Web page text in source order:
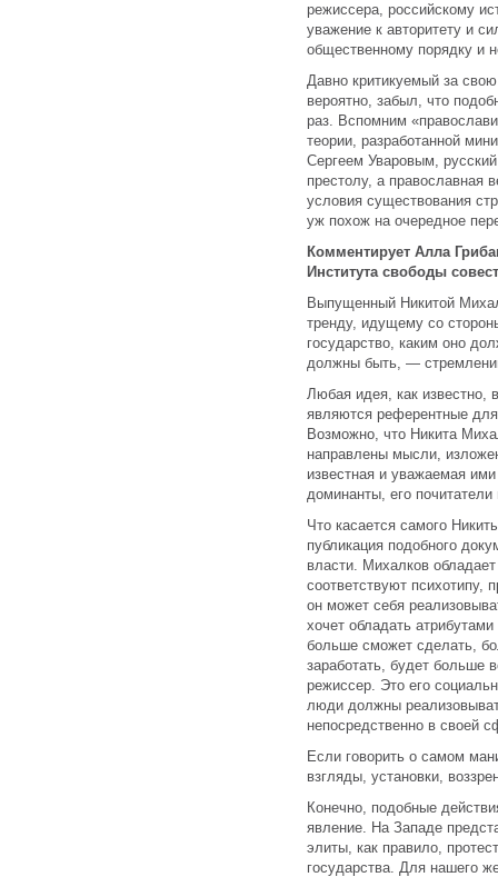
режиссера, российскому
уважение к авторитету и
общественному порядку и
Давно критикуемый за
вероятно, забыл, что
раз. Вспомним
теории, разработанной
Сергеем Уваровым,
престолу, а
условия существования
уж похож на очередное
Комментирует Алла
Института свободы
Выпущенный Никитой
тренду, идущему со
государство, каким оно
должны быть, —
Любая идея, как известно,
являются референтные
Возможно, что Никита
направлены мысли,
известная и уважаемая
доминанты, его почитатели
Что касается самого
публикация подобного
власти. Михалков
соответствуют
он может себя
хочет обладать
больше сможет сделать,
заработать, будет больше
режиссер. Это его
люди должны
непосредственно в своей
Если говорить о самом
взгляды, установки,
Конечно, подобные
явление. На Западе
элиты, как правило,
государства. Для нашего